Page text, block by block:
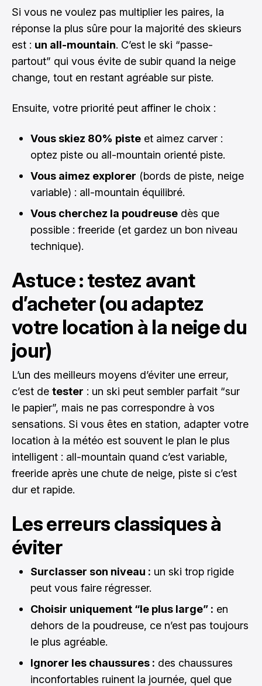
Si vous ne voulez pas multiplier les paires, la
réponse la plus sûre pour la majorité des skieurs
est : un all-mountain. C’est le ski “passe-
partout” qui vous évite de subir quand la neige
change, tout en restant agréable sur piste.
Ensuite, votre priorité peut affiner le choix :
Vous skiez 80% piste et aimez carver :
optez piste ou all-mountain orienté piste.
Vous aimez explorer (bords de piste, neige
variable) : all-mountain équilibré.
Vous cherchez la poudreuse dès que
possible : freeride (et gardez un bon niveau
technique).
Astuce : testez avant
d’acheter (ou adaptez
votre location à la neige du
jour)
L’un des meilleurs moyens d’éviter une erreur,
c’est de tester : un ski peut sembler parfait “sur
le papier”, mais ne pas correspondre à vos
sensations. Si vous êtes en station, adapter votre
location à la météo est souvent le plan le plus
intelligent : all-mountain quand c’est variable,
freeride après une chute de neige, piste si c’est
dur et rapide.
Les erreurs classiques à
éviter
Surclasser son niveau : un ski trop rigide
peut vous faire régresser.
Choisir uniquement “le plus large” : en
dehors de la poudreuse, ce n’est pas toujours
le plus agréable.
Ignorer les chaussures : des chaussures
inconfortables ruinent la journée, quel que